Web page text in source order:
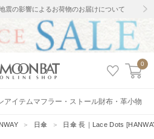
震の影響によるお荷物のお届けについて
0
アイテムマフラー・ストール財布・革小物
＞ 日傘 ＞ 日傘 長｜Lace Dots